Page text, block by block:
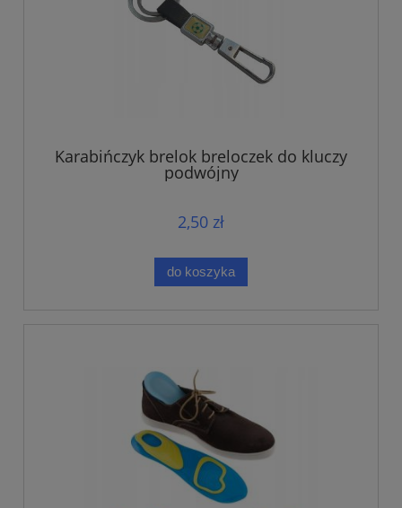
Karabińczyk brelok breloczek do kluczy
podwójny
2,50 zł
do koszyka